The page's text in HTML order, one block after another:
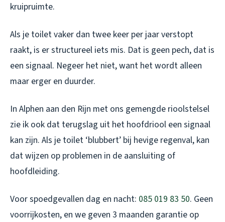
kruipruimte.
Als je toilet vaker dan twee keer per jaar verstopt
raakt, is er structureel iets mis. Dat is geen pech, dat is
een signaal. Negeer het niet, want het wordt alleen
maar erger en duurder.
In Alphen aan den Rijn met ons gemengde rioolstelsel
zie ik ook dat terugslag uit het hoofdriool een signaal
kan zijn. Als je toilet ‘blubbert’ bij hevige regenval, kan
dat wijzen op problemen in de aansluiting of
hoofdleiding.
Voor spoedgevallen dag en nacht: 085 019 83 50. Geen
voorrijkosten, en we geven 3 maanden garantie op